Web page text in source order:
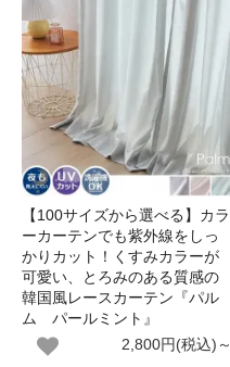
【100サイズから選べる】カラ
ーカーテンでも紫外線をしっ
かりカット！くすみカラーが
可愛い、とろみのある質感の
韓国風レースカーテン『パル
ム パールミント』
2,800円(税込)～